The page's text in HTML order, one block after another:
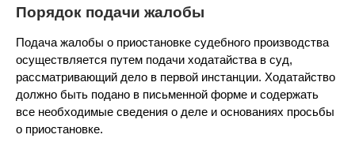
Порядок подачи жалобы
Подача жалобы о приостановке судебного производства
осуществляется путем подачи ходатайства в суд,
рассматривающий дело в первой инстанции. Ходатайство
должно быть подано в письменной форме и содержать
все необходимые сведения о деле и основаниях просьбы
о приостановке.